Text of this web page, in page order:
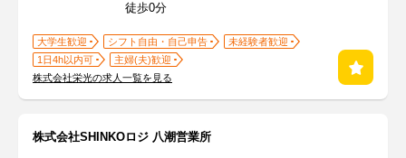
徒歩0分
大学生歓迎 シフト自由・自己申告
未経験者歓迎
1日4h以内可
主婦(夫)歓迎
株式会社栄光の求人一覧を見る
株式会社SHINKOロジ 八潮営業所